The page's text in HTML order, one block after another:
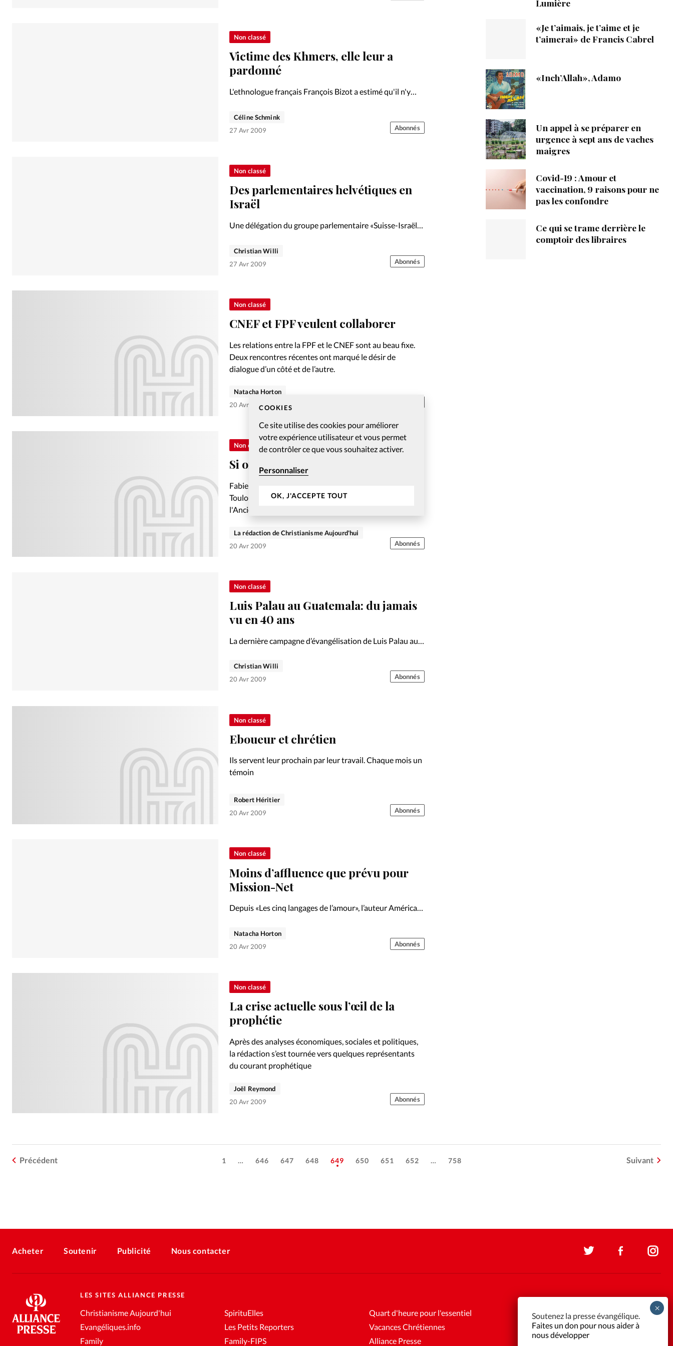
COOKIES
Ce site utilise des cookies pour améliorer
votre expérience utilisateur et vous permet
de contrôler ce que vous souhaitez activer.
Personnaliser
OK, J'ACCEPTE TOUT
Non classé
Victime des Khmers, elle leur a
pardonné
L'ethnologue français François Bizot a estimé qu'il n'y
ont été tenus dans le cadre du procès de l'ex-tortionnaire
des Khmers rouges, parrainé par l'ONU, où le…
Céline Schmink
27 Avr 2009
Abonnés
Non classé
Des parlementaires helvétiques en
Israël
Une délégation du groupe parlementaire «Suisse-Israël»
Christian Willi
27 Avr 2009
Abonnés
Non classé
CNEF et FPF veulent collaborer
Les relations entre la FPF et le CNEF sont au beau fixe.
Deux rencontres récentes ont marqué le désir de
dialogue d’un côté et de l’autre.
Natacha Horton
20 Avr 2009
Non classé
Si on copiait le ciel
Fabienne Pons, pasteur, responsable de louange à
Toulouse, évoque la louange perpétuelle sur le mode de
l'Ancien Israël
La rédaction de Christianisme Aujourd'hui
20 Avr 2009
Abonnés
Non classé
Luis Palau au Guatemala: du jamais
vu en 40 ans
La dernière campagne d’évangélisation de Luis Palau au
avec un effort social considérable et les louanges des
plus hautes autorités
Christian Willi
20 Avr 2009
Abonnés
Non classé
Eboueur et chrétien
Ils servent leur prochain par leur travail. Chaque mois un
témoin
Robert Héritier
20 Avr 2009
Abonnés
Non classé
Moins d’affluence que prévu pour
Mission-Net
Depuis «Les cinq langages de l’amour», l’auteur Américain
Entretien en marge de son nouvel opus, «Aimer, un style
de vie»
Natacha Horton
20 Avr 2009
Abonnés
Non classé
La crise actuelle sous l’œil de la
prophétie
Après des analyses économiques, sociales et politiques,
la rédaction s’est tournée vers quelques représentants
du courant prophétique
Joël Reymond
20 Avr 2009
Abonnés
Précédent 1 … 646 647 648 649 650 651 652 … 758 Suivant
Lumière
«Je t’aimais, je t’aime et je
t’aimerai» de Francis Cabrel
«Inch’Allah», Adamo
Un appel à se préparer en
urgence à sept ans de vaches
maigres
Covid-19 : Amour et
vaccination, 9 raisons pour ne
pas les confondre
Ce qui se trame derrière le
comptoir des libraires
Acheter Soutenir Publicité Nous contacter
LES SITES ALLIANCE PRESSE
Christianisme Aujourd'hui
Evangéliques.info
Family
SpirituElles
Les Petits Reporters
Family-FIPS
Quart d'heure pour l'essentiel
Vacances Chrétiennes
Alliance Presse
Soutenez la presse évangélique.
Faites un don pour nous aider à
nous développer